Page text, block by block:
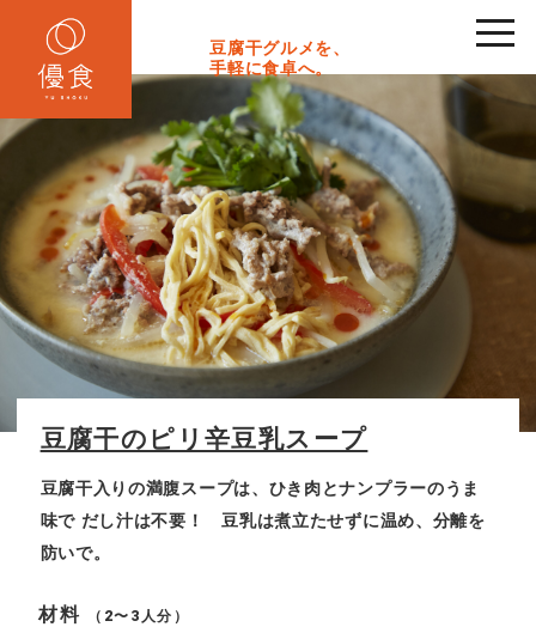
豆腐干グルメを、
手軽に食卓へ。
toggle
豆腐干のピリ辛豆乳スープ
豆腐干入りの満腹スープは、ひき肉とナンプラーのうま
味でだし汁は不要！ 豆乳は煮立たせずに温め、分離を
防いで。
材料 （2〜3人分）